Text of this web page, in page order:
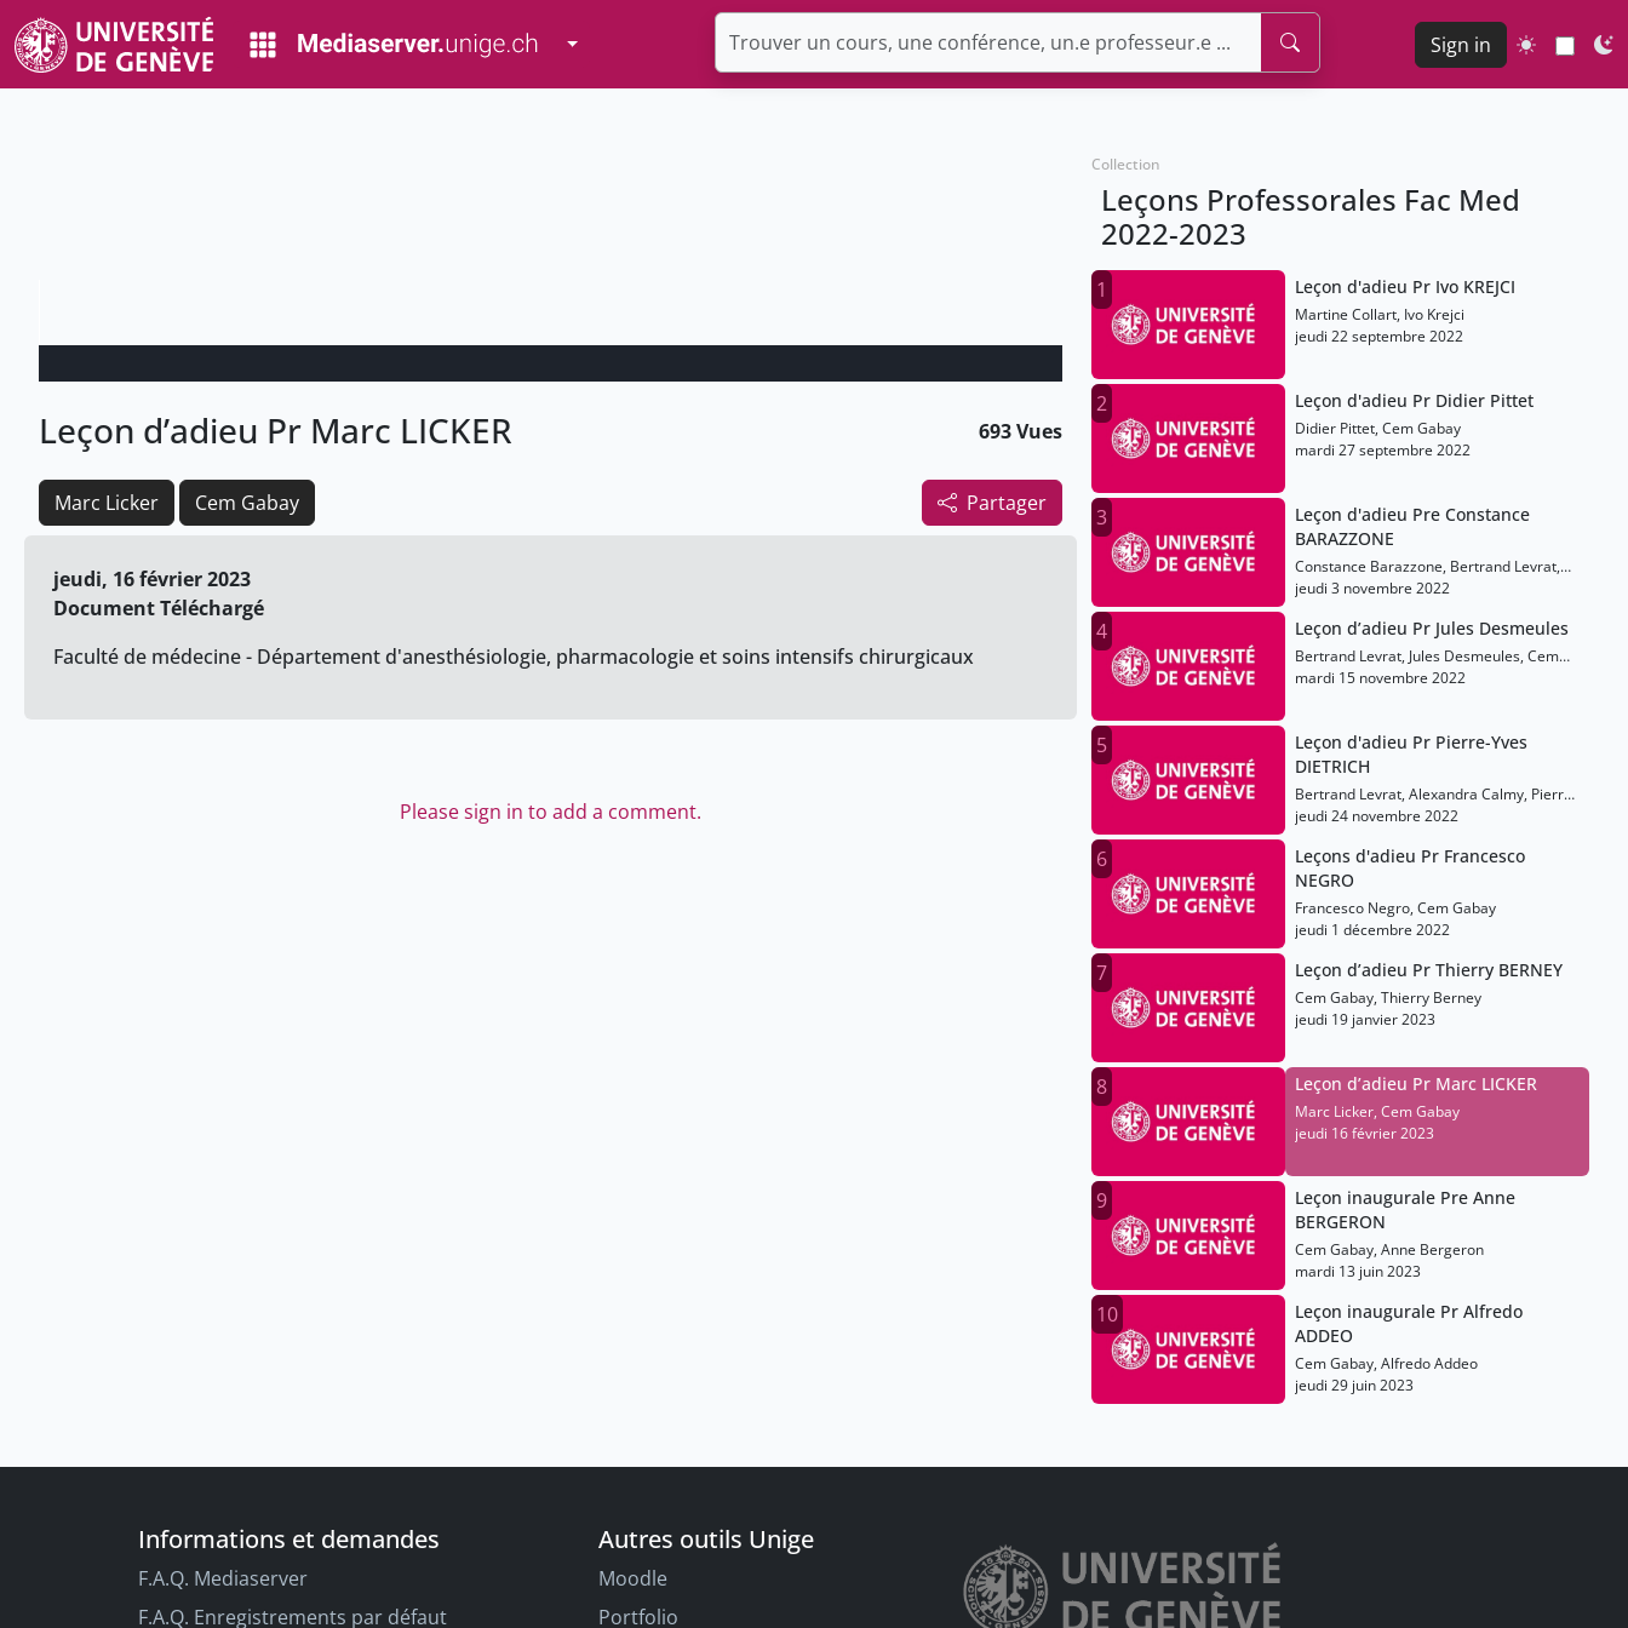
Toggle Dropdown Sign in
Leçon d’adieu Pr Marc LICKER 693 Vues
Partager
Marc Licker Cem Gabay
jeudi, 16 février 2023
Document Téléchargé
Faculté de médecine - Département d'anesthésiologie, pharmacologie et soins intensifs chirurgicaux
Please sign in to add a comment.
Collection
Leçons Professorales Fac Med
2022-2023
1 Leçon d'adieu Pr Ivo KREJCI
Martine Collart, Ivo Krejci
jeudi 22 septembre 2022
2 Leçon d'adieu Pr Didier Pittet
Didier Pittet, Cem Gabay
mardi 27 septembre 2022
3
Leçon d'adieu Pre Constance
BARAZZONE
Constance Barazzone, Bertrand Levrat,
Cem Gabay
jeudi 3 novembre 2022
4 Leçon d’adieu Pr Jules Desmeules
Bertrand Levrat, Jules Desmeules, Cem
Gabay
mardi 15 novembre 2022
5
Leçon d'adieu Pr Pierre-Yves
DIETRICH
Bertrand Levrat, Alexandra Calmy, Pierre-
Yves Dietrich
jeudi 24 novembre 2022
6
Leçons d'adieu Pr Francesco
NEGRO
Francesco Negro, Cem Gabay
jeudi 1 décembre 2022
7 Leçon d’adieu Pr Thierry BERNEY
Cem Gabay, Thierry Berney
jeudi 19 janvier 2023
8 Leçon d’adieu Pr Marc LICKER
Marc Licker, Cem Gabay
jeudi 16 février 2023
9
Leçon inaugurale Pre Anne
BERGERON
Cem Gabay, Anne Bergeron
mardi 13 juin 2023
10
Leçon inaugurale Pr Alfredo
ADDEO
Cem Gabay, Alfredo Addeo
jeudi 29 juin 2023
Informations et demandes
F.A.Q. Mediaserver
F.A.Q. Enregistrements par défaut
Autres outils Unige
Moodle
Portfolio